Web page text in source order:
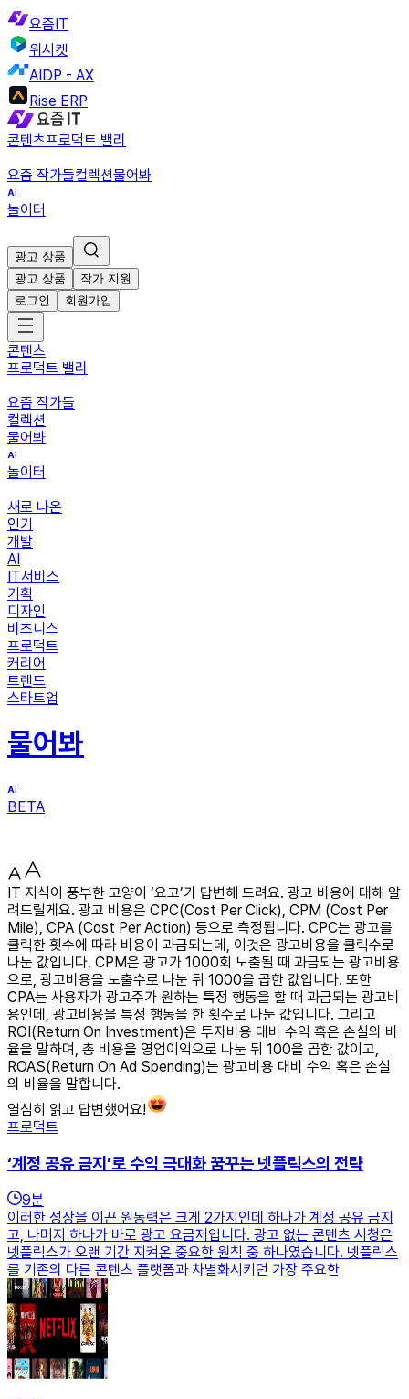
요즘IT
위시켓
AIDP - AX
Rise ERP
콘텐츠프로덕트 밸리
요즘 작가들컬렉션물어봐
놀이터
광고 상품
광고 상품
작가 지원
로그인
회원가입
콘텐츠
프로덕트 밸리
요즘 작가들
컬렉션
물어봐
놀이터
새로 나온
인기
개발
AI
IT서비스
기획
디자인
비즈니스
프로덕트
커리어
트렌드
스타트업
물어봐
BETA
IT 지식이 풍부한 고양이 ‘요고’가 답변해 드려요. 광고 비용에 대해 알
려드릴게요. 광고 비용은 CPC(Cost Per Click), CPM (Cost Per
Mile), CPA (Cost Per Action) 등으로 측정됩니다. CPC는 광고를
클릭한 횟수에 따라 비용이 과금되는데, 이것은 광고비용을 클릭수로
나눈 값입니다. CPM은 광고가 1000회 노출될 때 과금되는 광고비용
으로, 광고비용을 노출수로 나눈 뒤 1000을 곱한 값입니다. 또한
CPA는 사용자가 광고주가 원하는 특정 행동을 할 때 과금되는 광고비
용인데, 광고비용을 특정 행동을 한 횟수로 나눈 값입니다. 그리고
ROI(Return On Investment)은 투자비용 대비 수익 혹은 손실의 비
율을 말하며, 총 비용을 영업이익으로 나눈 뒤 100을 곱한 값이고,
ROAS(Return On Ad Spending)는 광고비용 대비 수익 혹은 손실
의 비율을 말합니다.
열심히 읽고 답변했어요!
프로덕트
‘계정 공유 금지’로 수익 극대화 꿈꾸는 넷플릭스의 전략
9분
이러한 성장을 이끈 원동력은 크게 2가지인데 하나가 계정 공유 금지
고, 나머지 하나가 바로 광고 요금제입니다. ​광고 없는 콘텐츠 시청은
넷플릭스가 오랜 기간 지켜온 중요한 원칙 중 하나였습니다. 넷플릭스
를 기존의 다른 콘텐츠 플랫폼과 차별화시키던 가장 주요한